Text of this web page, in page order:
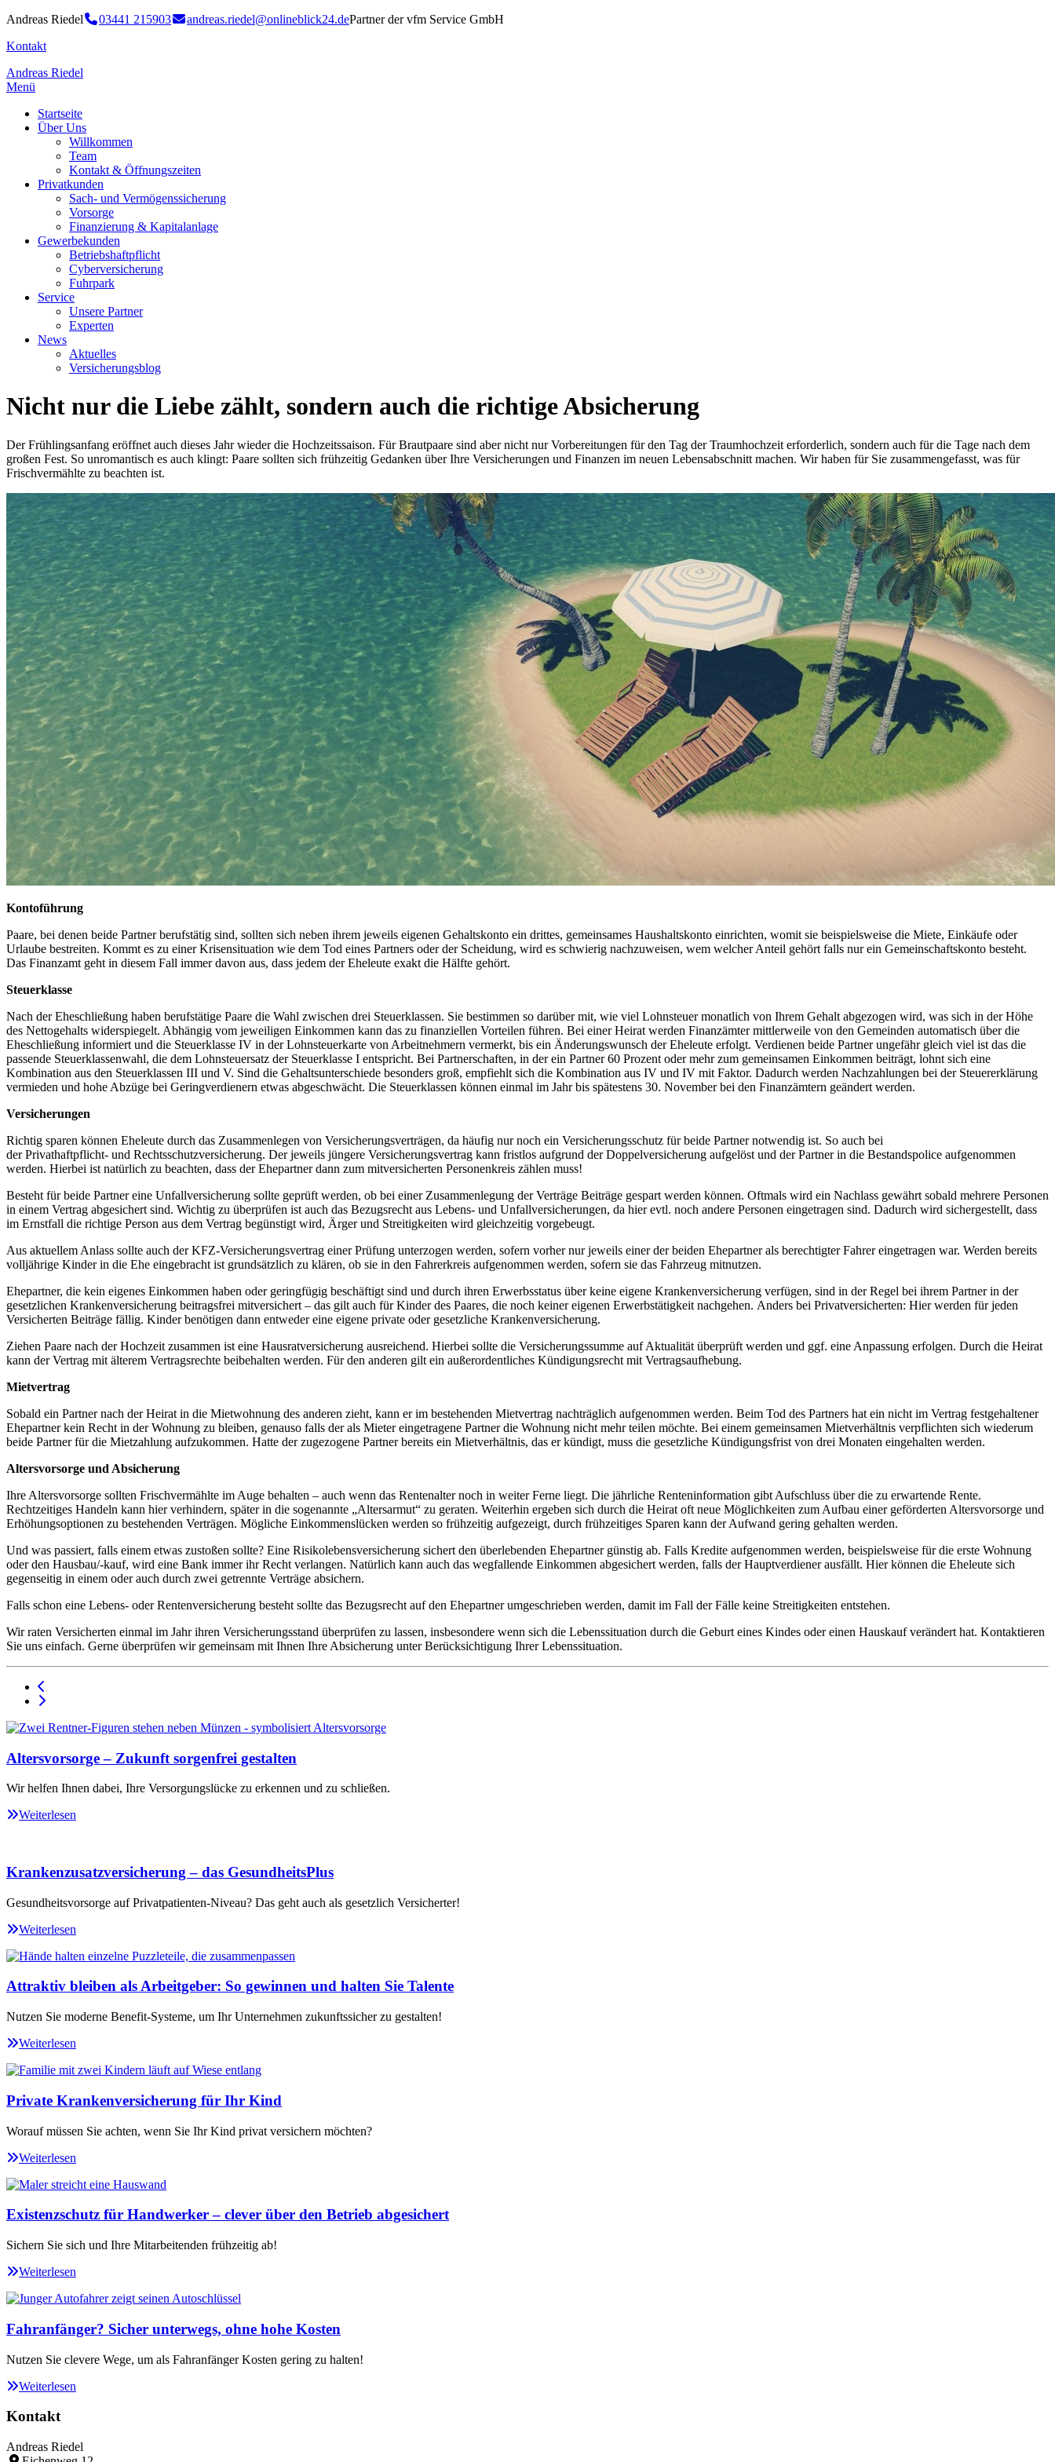
Andreas Riedel 03441 215903 andreas.riedel@onlineblick24.dePartner der vfm Service GmbH
Kontakt
Andreas Riedel
Menü
Startseite
Über Uns
Willkommen
Team
Kontakt & Öffnungszeiten
Privatkunden
Sach- und Vermögenssicherung
Vorsorge
Finanzierung & Kapitalanlage
Gewerbekunden
Betriebshaftpflicht
Cyberversicherung
Fuhrpark
Service
Unsere Partner
Experten
News
Aktuelles
Versicherungsblog
Nicht nur die Liebe zählt, sondern auch die richtige Absicherung
Der Frühlingsanfang eröffnet auch dieses Jahr wieder die Hochzeitssaison. Für Brautpaare sind aber nicht nur Vorbereitungen für den Tag der Traumhochzeit erforderlich, sondern auch für die Tage nach dem
großen Fest. So unromantisch es auch klingt: Paare sollten sich frühzeitig Gedanken über Ihre Versicherungen und Finanzen im neuen Lebensabschnitt machen. Wir haben für Sie zusammengefasst, was für
Frischvermählte zu beachten ist.
Kontoführung
Paare, bei denen beide Partner berufstätig sind, sollten sich neben ihrem jeweils eigenen Gehaltskonto ein drittes, gemeinsames Haushaltskonto einrichten, womit sie beispielsweise die Miete, Einkäufe oder
Urlaube bestreiten. Kommt es zu einer Krisensituation wie dem Tod eines Partners oder der Scheidung, wird es schwierig nachzuweisen, wem welcher Anteil gehört falls nur ein Gemeinschaftskonto besteht.
Das Finanzamt geht in diesem Fall immer davon aus, dass jedem der Eheleute exakt die Hälfte gehört.
Steuerklasse
Nach der Eheschließung haben berufstätige Paare die Wahl zwischen drei Steuerklassen. Sie bestimmen so darüber mit, wie viel Lohnsteuer monatlich von Ihrem Gehalt abgezogen wird, was sich in der Höhe
des Nettogehalts widerspiegelt. Abhängig vom jeweiligen Einkommen kann das zu finanziellen Vorteilen führen. Bei einer Heirat werden Finanzämter mittlerweile von den Gemeinden automatisch über die
Eheschließung informiert und die Steuerklasse IV in der Lohnsteuerkarte von Arbeitnehmern vermerkt, bis ein Änderungswunsch der Eheleute erfolgt. Verdienen beide Partner ungefähr gleich viel ist das die
passende Steuerklassenwahl, die dem Lohnsteuersatz der Steuerklasse I entspricht. Bei Partnerschaften, in der ein Partner 60 Prozent oder mehr zum gemeinsamen Einkommen beiträgt, lohnt sich eine
Kombination aus den Steuerklassen III und V. Sind die Gehaltsunterschiede besonders groß, empfiehlt sich die Kombination aus IV und IV mit Faktor. Dadurch werden Nachzahlungen bei der Steuererklärung
vermieden und hohe Abzüge bei Geringverdienern etwas abgeschwächt. Die Steuerklassen können einmal im Jahr bis spätestens 30. November bei den Finanzämtern geändert werden.
Versicherungen
Richtig sparen können Eheleute durch das Zusammenlegen von Versicherungsverträgen, da häufig nur noch ein Versicherungsschutz für beide Partner notwendig ist. So auch bei
der Privathaftpflicht- und Rechtsschutzversicherung. Der jeweils jüngere Versicherungsvertrag kann fristlos aufgrund der Doppelversicherung aufgelöst und der Partner in die Bestandspolice aufgenommen
werden. Hierbei ist natürlich zu beachten, dass der Ehepartner dann zum mitversicherten Personenkreis zählen muss!
Besteht für beide Partner eine Unfallversicherung sollte geprüft werden, ob bei einer Zusammenlegung der Verträge Beiträge gespart werden können. Oftmals wird ein Nachlass gewährt sobald mehrere Personen
in einem Vertrag abgesichert sind. Wichtig zu überprüfen ist auch das Bezugsrecht aus Lebens- und Unfallversicherungen, da hier evtl. noch andere Personen eingetragen sind. Dadurch wird sichergestellt, dass
im Ernstfall die richtige Person aus dem Vertrag begünstigt wird, Ärger und Streitigkeiten wird gleichzeitig vorgebeugt.
Aus aktuellem Anlass sollte auch der KFZ-Versicherungsvertrag einer Prüfung unterzogen werden, sofern vorher nur jeweils einer der beiden Ehepartner als berechtigter Fahrer eingetragen war. Werden bereits
volljährige Kinder in die Ehe eingebracht ist grundsätzlich zu klären, ob sie in den Fahrerkreis aufgenommen werden, sofern sie das Fahrzeug mitnutzen.
Ehepartner, die kein eigenes Einkommen haben oder geringfügig beschäftigt sind und durch ihren Erwerbsstatus über keine eigene Krankenversicherung verfügen, sind in der Regel bei ihrem Partner in der
gesetzlichen Krankenversicherung beitragsfrei mitversichert – das gilt auch für Kinder des Paares, die noch keiner eigenen Erwerbstätigkeit nachgehen. Anders bei Privatversicherten: Hier werden für jeden
Versicherten Beiträge fällig. Kinder benötigen dann entweder eine eigene private oder gesetzliche Krankenversicherung.
Ziehen Paare nach der Hochzeit zusammen ist eine Hausratversicherung ausreichend. Hierbei sollte die Versicherungssumme auf Aktualität überprüft werden und ggf. eine Anpassung erfolgen. Durch die Heirat
kann der Vertrag mit älterem Vertragsrechte beibehalten werden. Für den anderen gilt ein außerordentliches Kündigungsrecht mit Vertragsaufhebung.
Mietvertrag
Sobald ein Partner nach der Heirat in die Mietwohnung des anderen zieht, kann er im bestehenden Mietvertrag nachträglich aufgenommen werden. Beim Tod des Partners hat ein nicht im Vertrag festgehaltener
Ehepartner kein Recht in der Wohnung zu bleiben, genauso falls der als Mieter eingetragene Partner die Wohnung nicht mehr teilen möchte. Bei einem gemeinsamen Mietverhältnis verpflichten sich wiederum
beide Partner für die Mietzahlung aufzukommen. Hatte der zugezogene Partner bereits ein Mietverhältnis, das er kündigt, muss die gesetzliche Kündigungsfrist von drei Monaten eingehalten werden.
Altersvorsorge und Absicherung
Ihre Altersvorsorge sollten Frischvermählte im Auge behalten – auch wenn das Rentenalter noch in weiter Ferne liegt. Die jährliche Renteninformation gibt Aufschluss über die zu erwartende Rente.
Rechtzeitiges Handeln kann hier verhindern, später in die sogenannte „Altersarmut“ zu geraten. Weiterhin ergeben sich durch die Heirat oft neue Möglichkeiten zum Aufbau einer geförderten Altersvorsorge und
Erhöhungsoptionen zu bestehenden Verträgen. Mögliche Einkommenslücken werden so frühzeitig aufgezeigt, durch frühzeitiges Sparen kann der Aufwand gering gehalten werden.
Und was passiert, falls einem etwas zustoßen sollte? Eine Risikolebensversicherung sichert den überlebenden Ehepartner günstig ab. Falls Kredite aufgenommen werden, beispielsweise für die erste Wohnung
oder den Hausbau/-kauf, wird eine Bank immer ihr Recht verlangen. Natürlich kann auch das wegfallende Einkommen abgesichert werden, falls der Hauptverdiener ausfällt. Hier können die Eheleute sich
gegenseitig in einem oder auch durch zwei getrennte Verträge absichern.
Falls schon eine Lebens- oder Rentenversicherung besteht sollte das Bezugsrecht auf den Ehepartner umgeschrieben werden, damit im Fall der Fälle keine Streitigkeiten entstehen.
Wir raten Versicherten einmal im Jahr ihren Versicherungsstand überprüfen zu lassen, insbesondere wenn sich die Lebenssituation durch die Geburt eines Kindes oder einen Hauskauf verändert hat. Kontaktieren
Sie uns einfach. Gerne überprüfen wir gemeinsam mit Ihnen Ihre Absicherung unter Berücksichtigung Ihrer Lebenssituation.
Altersvorsorge – Zukunft sorgenfrei gestalten
Wir helfen Ihnen dabei, Ihre Versorgungslücke zu erkennen und zu schließen.
Weiterlesen
Krankenzusatzversicherung – das GesundheitsPlus
Gesundheitsvorsorge auf Privatpatienten-Niveau? Das geht auch als gesetzlich Versicherter!
Weiterlesen
Attraktiv bleiben als Arbeitgeber: So gewinnen und halten Sie Talente
Nutzen Sie moderne Benefit-Systeme, um Ihr Unternehmen zukunftssicher zu gestalten!
Weiterlesen
Private Krankenversicherung für Ihr Kind
Worauf müssen Sie achten, wenn Sie Ihr Kind privat versichern möchten?
Weiterlesen
Existenzschutz für Handwerker – clever über den Betrieb abgesichert
Sichern Sie sich und Ihre Mitarbeitenden frühzeitig ab!
Weiterlesen
Fahranfänger? Sicher unterwegs, ohne hohe Kosten
Nutzen Sie clevere Wege, um als Fahranfänger Kosten gering zu halten!
Weiterlesen
Kontakt
Andreas Riedel